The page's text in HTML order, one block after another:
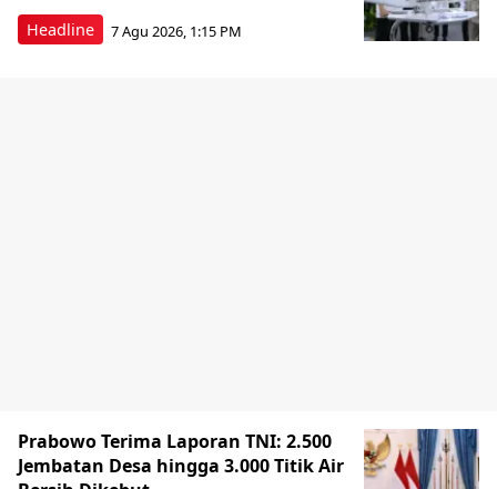
Headline 7 Agu 2026, 1:15 PM
Prabowo Terima Laporan TNI: 2.500
Jembatan Desa hingga 3.000 Titik Air